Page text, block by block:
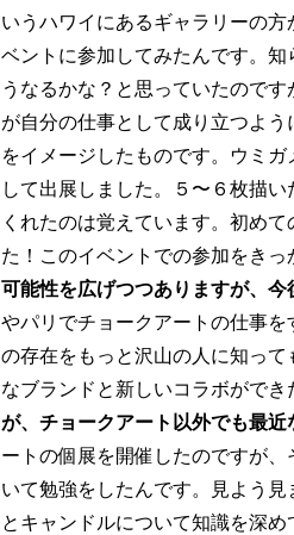
いうハワイにあるギャラリーの
ベントに参加してみたんです。
うなるかな？と思っていたので
が自分の仕事として成り立つよう
をイメージしたものです。ウミ
して出展しました。５〜６枚描
くれたのは覚えています。初め
た！このイベントでの参加をき
可能性を広げつつありますが、
やパリでチョークアートの仕事
の存在をもっと沢山の人に知っ
なブランドと新しいコラボができ
が、チョークアート以外でも最
ートの個展を開催したのですが
いて勉強をしたんです。見よう
とキャンドルについて知識を深